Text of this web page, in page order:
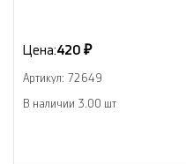
Цена:420 ₽
Артикул: 72649
В наличии 3.00 шт